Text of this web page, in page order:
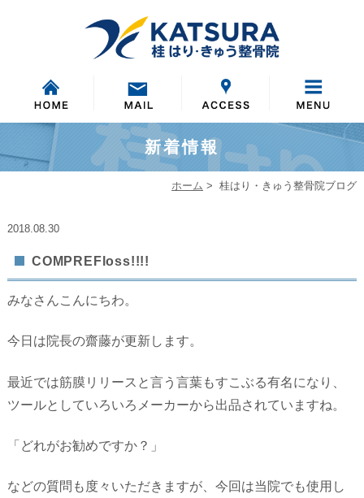
新着情報
ホーム > 桂はり・きゅう整骨院ブログ
2018.08.30
COMPREFloss!!!!
みなさんこんにちわ。
今日は院長の齋藤が更新します。
最近では筋膜リリースと言う言葉もすこぶる有名になり、
ツールとしていろいろメーカーから出品されていますね。
「どれがお勧めですか？」
などの質問も度々いただきますが、今回は当院でも使用し